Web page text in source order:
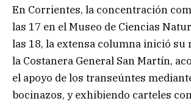
En Corrientes, la concentración
las 17 en el Museo de Ciencias
las 18, la extensa columna inició
la Costanera General San Martín,
el apoyo de los transeúntes
bocinazos, y exhibiendo carteles